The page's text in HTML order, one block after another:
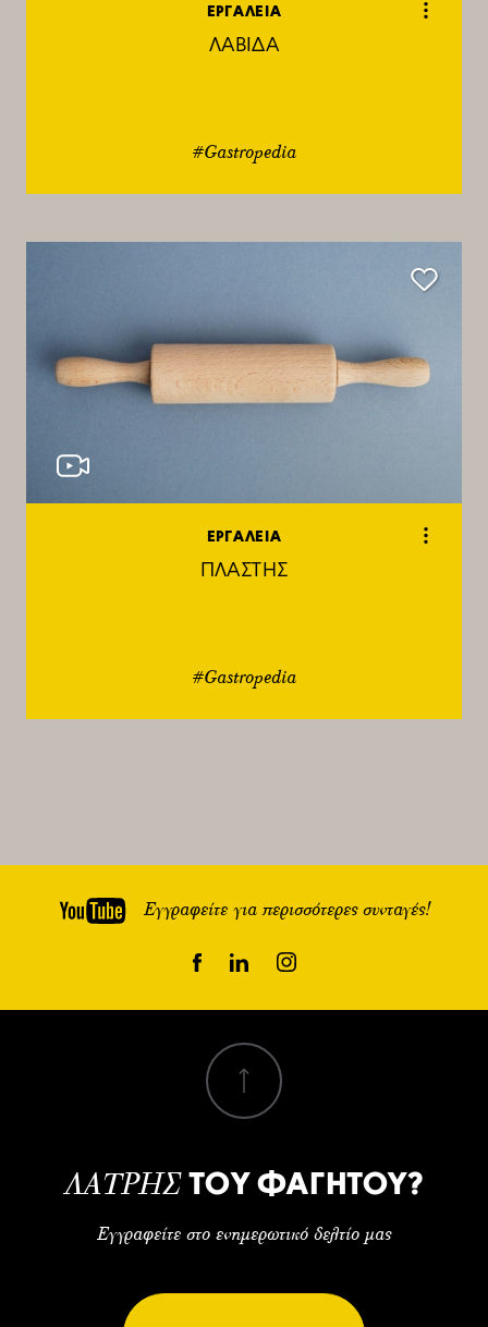
ΕΡΓΑΛΕΙΑ
ΛΑΒΙΔΑ
#Gastropedia
ΕΡΓΑΛΕΙΑ
ΠΛΑΣΤΗΣ
#Gastropedia
Εγγραφείτε για περισσότερες συνταγές!
ΛΑΤΡΗΣΤΟΥ ΦΑΓΗΤΟΥ?
Εγγραφείτε στο ενημερωτικό δελτίο μας